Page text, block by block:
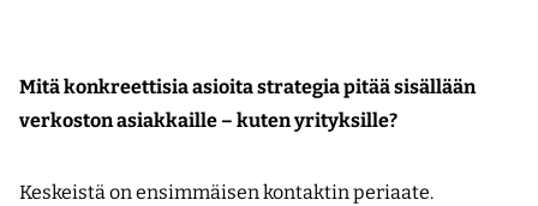
Mitä konkreettisia asioita strategia pitää sisällään
verkoston asiakkaille – kuten yrityksille?
Keskeistä on ensimmäisen kontaktin periaate.